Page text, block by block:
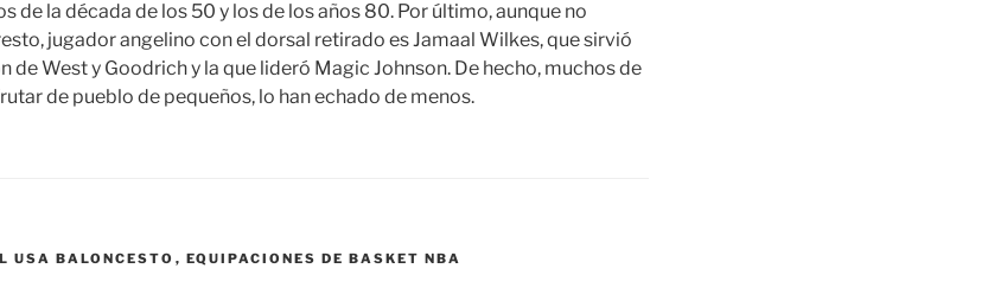
de la década de los 50 y los de los años 80. Por último, aunque no
jugador angelino con el dorsal retirado es Jamaal Wilkes, que sirvió
de West y Goodrich y la que lideró Magic Johnson. De hecho, muchos de
de pueblo de pequeños, lo han echado de menos.
USA BALONCESTO , EQUIPACIONES DE BASKET NBA